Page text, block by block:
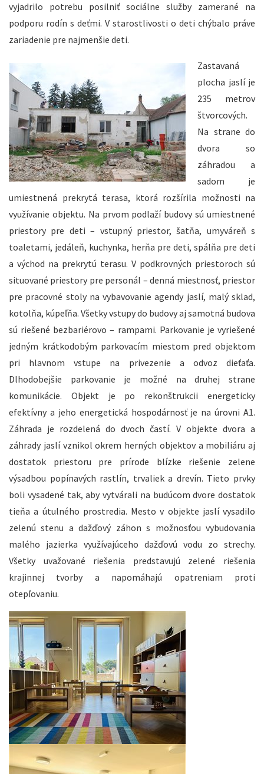
vyjadrilo potrebu posilniť sociálne služby zamerané na
podporu rodín s deťmi. V starostlivosti o deti chýbalo práve
zariadenie pre najmenšie deti.
Zastavaná
plocha jaslí je
235 metrov
štvorcových.
Na strane do
dvora so
záhradou a
sadom je
umiestnená prekrytá terasa, ktorá rozšírila možnosti na
využívanie objektu. Na prvom podlaží budovy sú umiestnené
priestory pre deti – vstupný priestor, šatňa, umyváreň s
toaletami, jedáleň, kuchynka, herňa pre deti, spálňa pre deti
a východ na prekrytú terasu. V podkrovných priestoroch sú
situované priestory pre personál – denná miestnosť, priestor
pre pracovné stoly na vybavovanie agendy jaslí, malý sklad,
kotolňa, kúpeľňa. Všetky vstupy do budovy aj samotná budova
sú riešené bezbariérovo – rampami. Parkovanie je vyriešené
jedným krátkodobým parkovacím miestom pred objektom
pri hlavnom vstupe na privezenie a odvoz dieťaťa.
Dlhodobejšie parkovanie je možné na druhej strane
komunikácie. Objekt je po rekonštrukcii energeticky
efektívny a jeho energetická hospodárnosť je na úrovni A1.
Záhrada je rozdelená do dvoch častí. V objekte dvora a
záhrady jaslí vznikol okrem herných objektov a mobiliáru aj
dostatok priestoru pre prírode blízke riešenie zelene
výsadbou popínavých rastlín, trvaliek a drevín. Tieto prvky
boli vysadené tak, aby vytvárali na budúcom dvore dostatok
tieňa a útulného prostredia. Mesto v objekte jaslí vysadilo
zelenú stenu a dažďový záhon s možnosťou vybudovania
malého jazierka využívajúceho dažďovú vodu zo strechy.
Všetky uvažované riešenia predstavujú zelené riešenia
krajinnej tvorby a napomáhajú opatreniam proti
otepľovaniu.